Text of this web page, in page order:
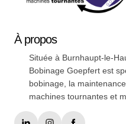
Àpropos
Située à Burnhaupt-le-
Bobinage Goepfert est
bobinage, la
machines tournantes et